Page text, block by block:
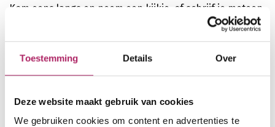
Toestemming Details Over
Deze website maakt gebruik van cookies
We gebruiken cookies om content en advertenties te
Kom eens langs en neem een kijkje, of schrijf je meteen
Rue Jules Vantieghem 5A
7730 Estaimpuis